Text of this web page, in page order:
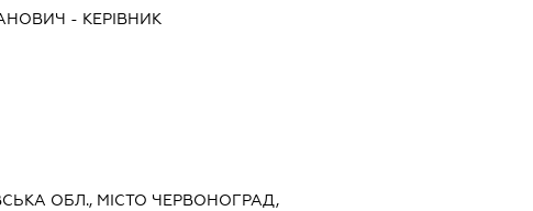
- КЕРІВНИК
ОБЛ., МІСТО ЧЕРВОНОГРАД,